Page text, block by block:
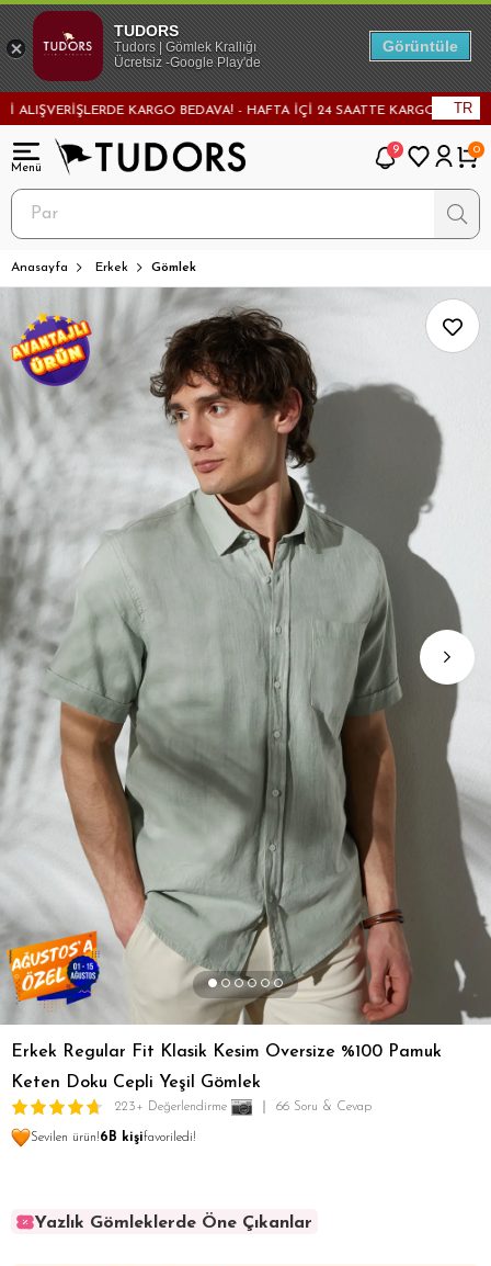
KARGO BEDAVA! - HAFTA İÇİ 24 SAATTE KARGODA! - TR
9 0
Anasayfa Erkek Gömlek
Erkek Regular Fit Klasik Kesim Oversize %100 Pamuk
Keten Doku Cepli Yeşil Gömlek
223+ Değerlendirme 66 Soru & Cevap
Sevilen ürün!6B kişifavoriledi!
Yazlık Gömleklerde Öne Çıkanlar
TUDORS
Tudors | Gömlek Krallığı
Ücretsiz -Google Play'de
Görüntüle